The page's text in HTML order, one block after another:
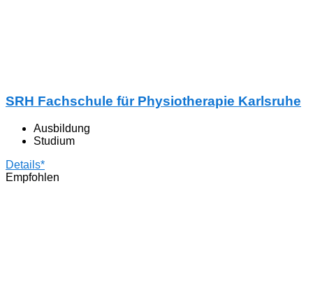
SRH Fachschule für Physiotherapie Karlsruhe
Ausbildung
Studium
Details*
Empfohlen